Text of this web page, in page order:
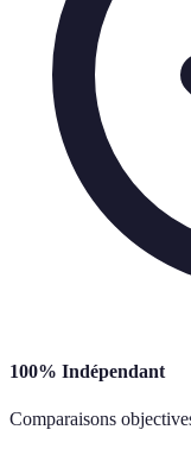
100% Indépendant
Comparaisons